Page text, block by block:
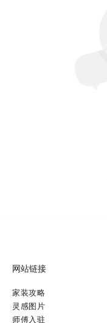
网站链接
家装攻略
灵感图片
师傅入驻